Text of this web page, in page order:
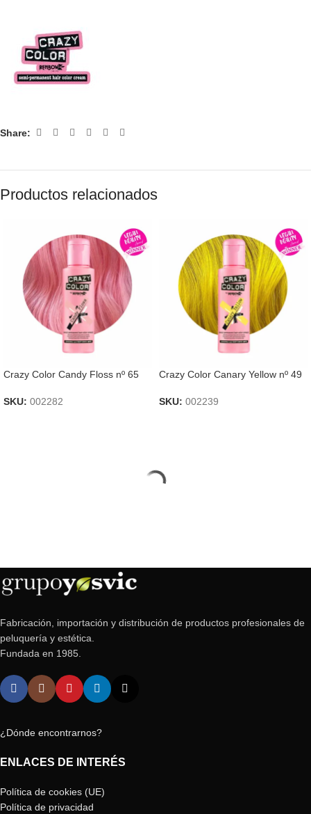
Share:
Productos relacionados
Crazy Color Candy Floss nº 65
SKU: 002282
Crazy Color Canary Yellow nº 49
SKU: 002239
Fabricación, importación y distribución de productos profesionales de
peluquería y estética.
Fundada en 1985.
¿Dónde encontrarnos?
ENLACES DE INTERÉS
Política de cookies (UE)
Política de privacidad